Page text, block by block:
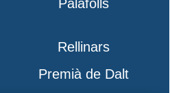
Palafolls
Rellinars
Premià de Dalt